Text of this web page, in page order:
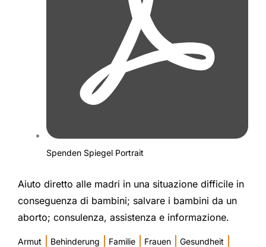
Spenden Spiegel Portrait
Aiuto diretto alle madri in una situazione difficile in
conseguenza di bambini; salvare i bambini da un
aborto; consulenza, assistenza e informazione.
Armut Behinderung Familie Frauen Gesundheit